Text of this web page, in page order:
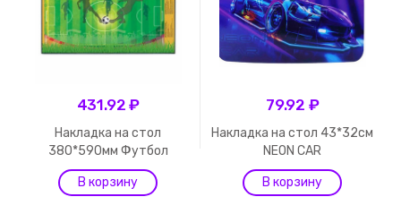
431.92 ₽
Накладка на стол
380*590мм Футбол
79.92 ₽
Накладка на стол 43*32см
NEON CAR